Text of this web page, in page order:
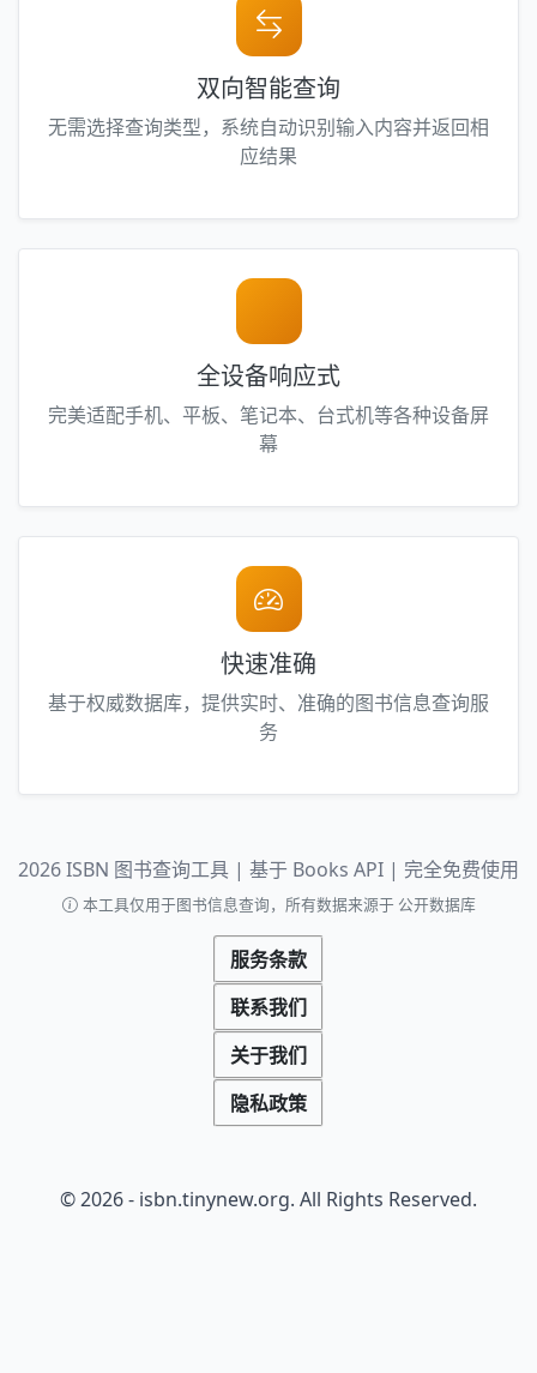
双向智能查询
无需选择查询类型，系统自动识别输入内容并返回相
应结果
全设备响应式
完美适配手机、平板、笔记本、台式机等各种设备屏
幕
快速准确
基于权威数据库，提供实时、准确的图书信息查询服
务
2026 ISBN 图书查询工具 | 基于 Books API | 完全免费使用
本工具仅用于图书信息查询，所有数据来源于 公开数据库
服务条款
联系我们
关于我们
隐私政策
© 2026 - isbn.tinynew.org. All Rights Reserved.